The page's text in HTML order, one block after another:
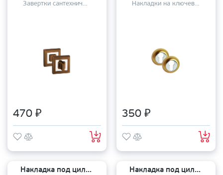
Завертки сантехнические
470 ₽
Накладки на ключевой цилиндр
350 ₽
Накладка под цилиндр PALIDORE CL PB Накладка под цилиндр PALIDORE CL BCF